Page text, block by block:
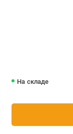
На складе